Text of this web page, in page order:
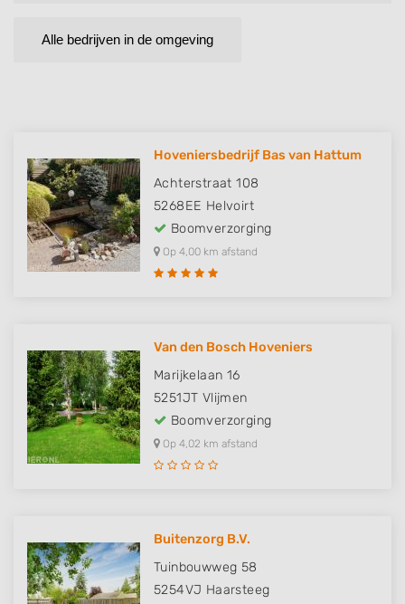
Alle bedrijven in de omgeving
Hoveniersbedrijf Bas van Hattum
Achterstraat 108
5268EE Helvoirt
Boomverzorging
Op 4,00 km afstand
Van den Bosch Hoveniers
Marijkelaan 16
5251JT Vlijmen
Boomverzorging
Op 4,02 km afstand
Buitenzorg B.V.
Tuinbouwweg 58
5254VJ Haarsteeg